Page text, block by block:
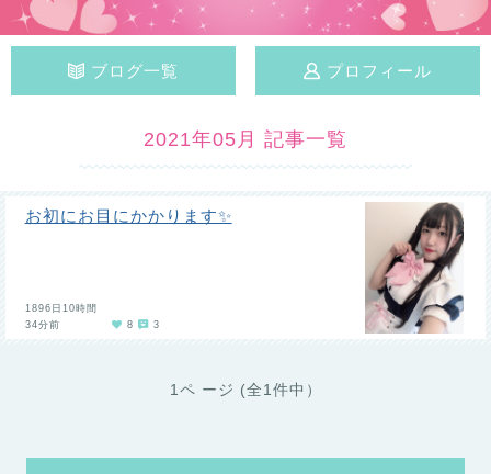
ブログ一覧 プロフィール
2021年05月 記事一覧
お初にお目にかかります✨
1896日10時間
34分前
8 3
1ペ ージ (全1件中）